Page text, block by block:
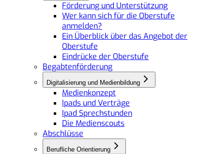
Förderung und Unterstützung
Wer kann sich für die Oberstufe
anmelden?
Ein Überblick über das Angebot der
Oberstufe
Eindrücke der Oberstufe
Begabtenförderung
Digitalisierung und Medienbildung
Medienkonzept
Ipads und Verträge
Ipad Sprechstunden
Die Medienscouts
Abschlüsse
Berufliche Orientierung